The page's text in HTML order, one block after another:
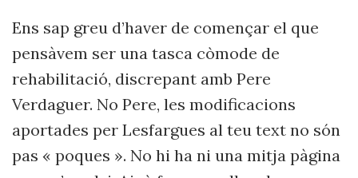
Ens sap greu d’haver de començar el que
pensàvem ser una tasca còmode de
rehabilitació, discrepant amb Pere
Verdaguer. No Pere, les modificacions
aportades per Lesfargues al teu text no són
pas « poques ». No hi ha ni una mitja pàgina